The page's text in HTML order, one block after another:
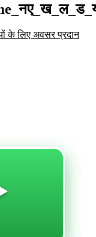
के लिए अवसर प्रदान